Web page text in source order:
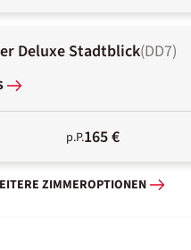
Deluxe Stadtblick(DD7)
p.P.165 €
ZIMMEROPTIONEN